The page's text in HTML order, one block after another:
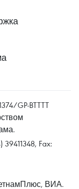
GP-BTTTT
Fax:
ВИА.